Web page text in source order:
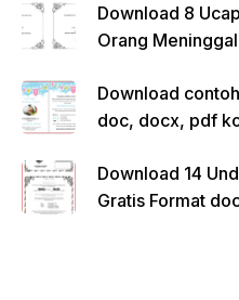
Download 8
Orang
Download
doc, docx, pdf
Download 14
Gratis Format